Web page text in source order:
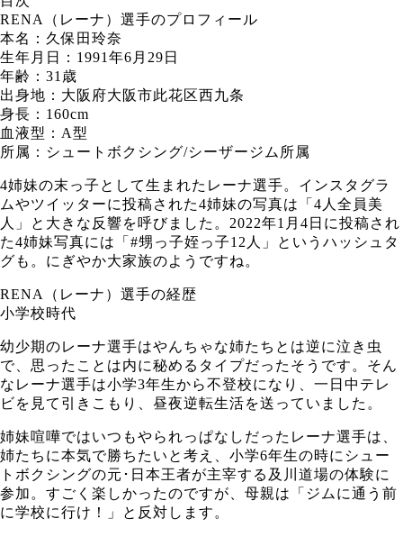
RENA（レーナ）選手のプロフィール
本名：久保田玲奈
生年月日：1991年6月29日
年齢：31歳
出身地：大阪府大阪市此花区西九条
身長：160cm
血液型：A型
所属：シュートボクシング/シーザージム所属
4姉妹の末っ子として生まれたレーナ選手。インスタグラ
ムやツイッターに投稿された4姉妹の写真は「4人全員美
人」と大きな反響を呼びました。2022年1月4日に投稿され
た4姉妹写真には「#甥っ子姪っ子12人」というハッシュタ
グも。にぎやか大家族のようですね。
RENA（レーナ）選手の経歴
小学校時代
幼少期のレーナ選手はやんちゃな姉たちとは逆に泣き虫
で、思ったことは内に秘めるタイプだったそうです。そん
なレーナ選手は小学3年生から不登校になり、一日中テレ
ビを見て引きこもり、昼夜逆転生活を送っていました。
姉妹喧嘩ではいつもやられっぱなしだったレーナ選手は、
姉たちに本気で勝ちたいと考え、小学6年生の時にシュー
トボクシングの元･日本王者が主宰する及川道場の体験に
参加。すごく楽しかったのですが、母親は「ジムに通う前
に学校に行け！」と反対します。